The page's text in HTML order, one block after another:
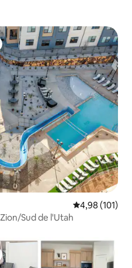
plus appréciés
Évaluation
4,98 (101)
Sud de l'Utah
plus appréciés